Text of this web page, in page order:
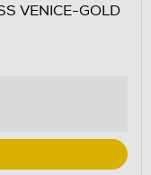
VENICE-GOLD